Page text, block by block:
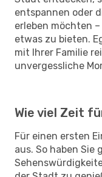
entspannen oder
erleben möchten
etwas zu bieten.
mit Ihrer Familie
unvergessliche
Wie viel Zeit
Für einen ersten
aus. So haben